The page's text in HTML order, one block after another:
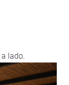
lado.